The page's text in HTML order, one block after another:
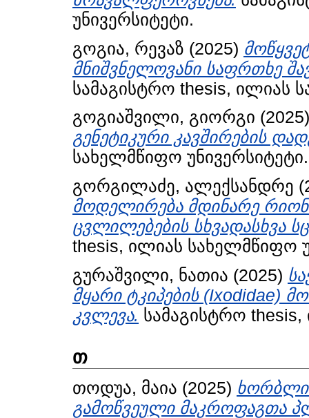
უნივერსიტეტი.
გოგია, რევაზ (2025)
მნიშვნელოვანი საფრთხე
სამაგისტრო thesis, ილიას
გოგიაშვილი, გიორგი
გენეტიკური კავშირების
სახელმწიფო უნივერსიტეტი.
გორგილაძე, ალექსანდრე
მოდელირება მდინარე
ცვლილებების სხვადასხვა
thesis, ილიას სახელმწიფო
გურაშვილი, ნათია (2025)
მყარი ტკიპების (Ixodidae)
კვლევა. სამაგისტრო
თ
თოდუა, მაია (2025)
გამოწვეული მაკროფაგთა